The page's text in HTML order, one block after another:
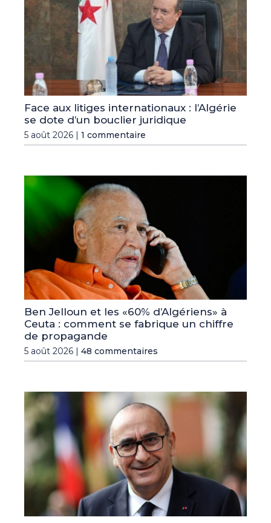
Face aux litiges internationaux : l’Algérie
se dote d’un bouclier juridique
5 août 2026 | 1 commentaire
Ben Jelloun et les «60% d’Algériens» à
Ceuta : comment se fabrique un chiffre
de propagande
5 août 2026 | 48 commentaires